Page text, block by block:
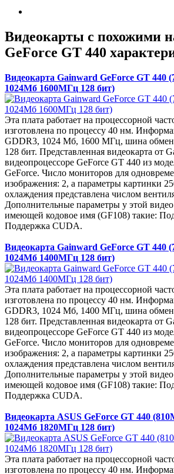
Видеокарты с похожими
GeForce GT 440
Видеокарта Gainward GeForce GT 440
1024Мб 1600МГц 128 бит)
Эта плата работает на процессорной
изготовлена по процессу 40 нм.
GDDR3, 1024 Мб, 1600 МГц, шина
128 бит. Представленная видеокарта от
видеопроцессоре GeForce GT 440 из
GeForce. Число мониторов для
изображения: 2, а параметры картинки
охлаждения представлена числом
Дополнительные параметры у этой
имеющей кодовое имя (GF108) такие:
Поддержка CUDA.
Видеокарта Gainward GeForce GT 440
1024Мб 1400МГц 128 бит)
Эта плата работает на процессорной
изготовлена по процессу 40 нм.
GDDR3, 1024 Мб, 1400 МГц, шина
128 бит. Представленная видеокарта от
видеопроцессоре GeForce GT 440 из
GeForce. Число мониторов для
изображения: 2, а параметры картинки
охлаждения представлена числом
Дополнительные параметры у этой
имеющей кодовое имя (GF108) такие:
Поддержка CUDA.
Видеокарта ASUS GeForce GT 440
1024Мб 1820МГц 128 бит)
Эта плата работает на процессорной
изготовлена по процессу 40 нм.